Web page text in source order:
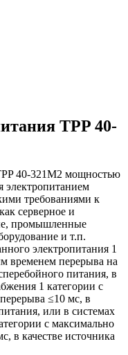
TPP 40-
40-321M2 мощностью
электропитанием
требованиями к
серверное и
промышленные
и т.п.
электропитания 1
временем перерыва на
питания, в
1 категории с
≤10 мс, в
или в системах
с максимально
в качестве источника